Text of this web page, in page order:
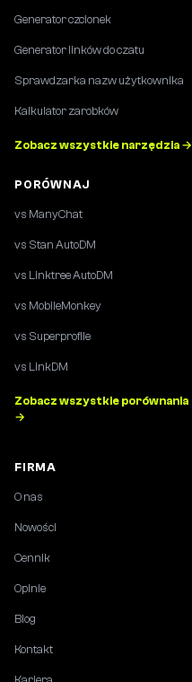
Generator czcionek
Generator linków do czatu
Sprawdzarka nazw użytkownika
Kalkulator zarobków
Zobacz wszystkie narzędzia →
PORÓWNAJ
vs ManyChat
vs Stan AutoDM
vs Linktree AutoDM
vs MobileMonkey
vs Superprofile
vs LinkDM
Zobacz wszystkie porównania
→
FIRMA
O nas
Nowości
Cennik
Opinie
Blog
Kontakt